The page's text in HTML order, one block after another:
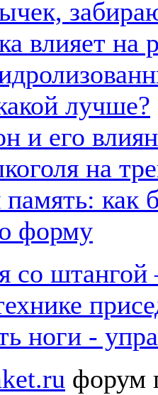
влияет
лучше?
и его
на
как
форму
со штангой
ноги -
форум